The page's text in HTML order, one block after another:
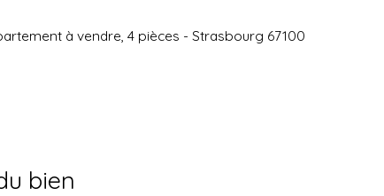
à vendre, 4 pièces - Strasbourg 67100
bien